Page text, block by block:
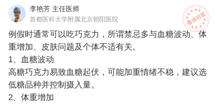
李艳芳 主任医师
首都医科大学附属北京朝阳医院
例假时通常可以吃巧克力，所谓禁忌多与血糖波动、体
重增加、皮肤问题及个体不适有关。
1、血糖波动
高糖巧克力易致血糖起伏，可能加重情绪不稳，建议选
低糖品种并控制摄入量。
2、体重增加